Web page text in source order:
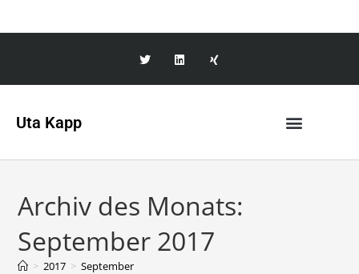
Uta Kapp
Archiv des Monats:
September 2017
> 2017 > September